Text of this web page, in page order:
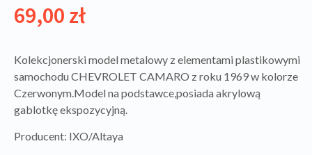
69,00 zł
Kolekcjonerski model metalowy z elementami plastikowymi
samochodu CHEVROLET CAMARO z roku 1969 w kolorze
Czerwonym.Model na podstawce,posiada akrylową
gablotkę ekspozycyjną.
Producent: IXO/Altaya